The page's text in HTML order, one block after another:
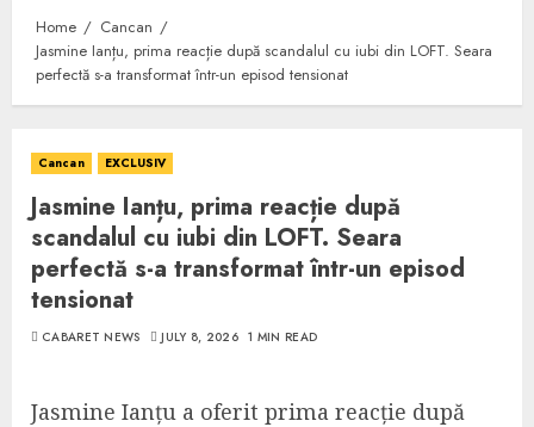
Home
Cancan
Jasmine Ianțu, prima reacție după scandalul cu iubi din LOFT. Seara
perfectă s-a transformat într-un episod tensionat
Cancan EXCLUSIV
Jasmine Ianțu, prima reacție după
scandalul cu iubi din LOFT. Seara
perfectă s-a transformat într-un episod
tensionat
CABARET NEWS JULY 8, 2026 1 MIN READ
Jasmine Ianțu a oferit prima reacție după